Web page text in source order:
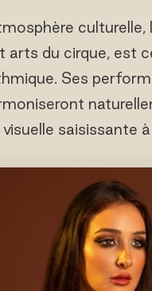
culturelle,
arts du cirque, est
Ses
saisissante